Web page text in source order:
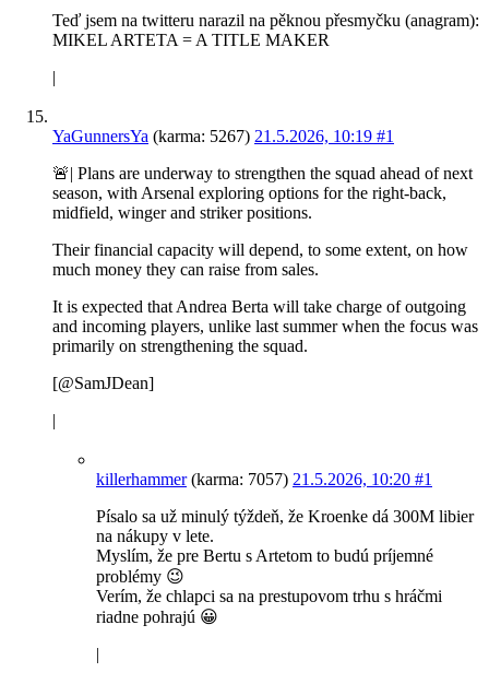
Teď jsem na twitteru narazil na pěknou přesmyčku (anagram):
MIKEL ARTETA = A TITLE MAKER
|
YaGunnersYa (karma: 5267) 21.5.2026, 10:19 #1
🚨| Plans are underway to strengthen the squad ahead of next
season, with Arsenal exploring options for the right-back,
midfield, winger and striker positions.
Their financial capacity will depend, to some extent, on how
much money they can raise from sales.
It is expected that Andrea Berta will take charge of outgoing
and incoming players, unlike last summer when the focus was
primarily on strengthening the squad.
[@SamJDean]
|
killerhammer(karma: 7057) 21.5.2026, 10:20 #1
Písalo sa už minulý týždeň, že Kroenke dá 300M libier
na nákupy v lete.
Myslím, že pre Bertu s Artetom to budú príjemné
problémy 😉
Verím, že chlapci sa na prestupovom trhu s hráčmi
riadne pohrajú 😀
|